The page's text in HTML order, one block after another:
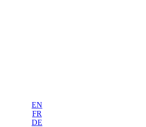
EN
FR
DE